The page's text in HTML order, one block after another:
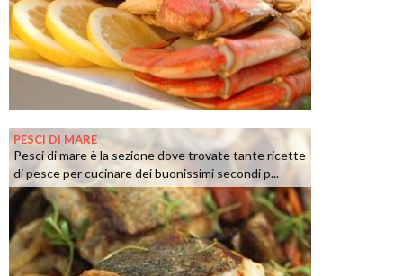
PESCI DI MARE
Pesci di mare è la sezione dove trovate tante ricette
di pesce per cucinare dei buonissimi secondi p...